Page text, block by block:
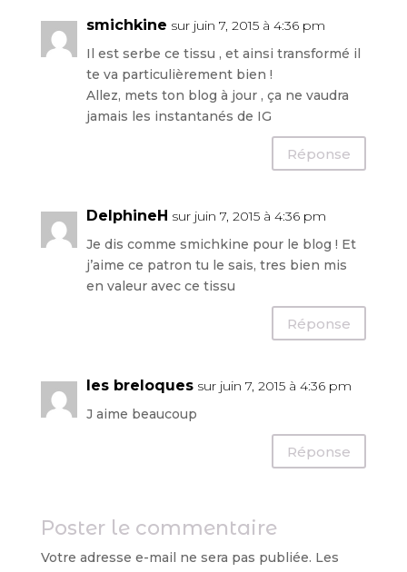
smichkine sur juin 7, 2015 à 4:36 pm
Il est serbe ce tissu , et ainsi transformé il
te va particulièrement bien !
Allez, mets ton blog à jour , ça ne vaudra
jamais les instantanés de IG
Réponse
DelphineH sur juin 7, 2015 à 4:36 pm
Je dis comme smichkine pour le blog ! Et
j’aime ce patron tu le sais, tres bien mis
en valeur avec ce tissu
Réponse
les breloques sur juin 7, 2015 à 4:36 pm
J aime beaucoup
Réponse
Poster le commentaire
Votre adresse e-mail ne sera pas publiée. Les